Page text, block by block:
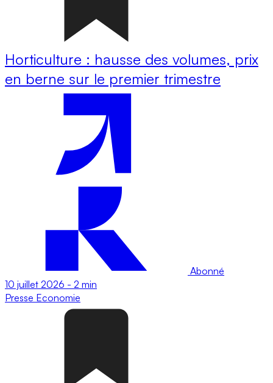
Horticulture : hausse des volumes, prix
en berne sur le premier trimestre
Abonné
10 juillet 2026 - 2 min
Presse Economie